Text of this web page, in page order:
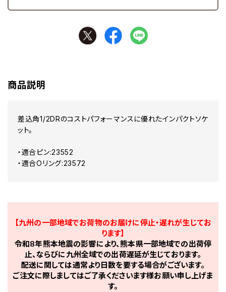
商品説明
差込角1/2DRのコストパフォーマンスに優れたインパクトソケ
ット。
・適合ピン:23552
・適合Oリング:23572
【九州の一部地域でお荷物のお届けに停止・遅れが生じてお
ります】
令和8年熊本地震の影響により、熊本県一部地域での出荷停
止、ならびに九州全域での出荷遅延が生じております。
配送に関しては通常より日数を要する場合がございます。
ご注文に際しましてはご了承くださいます様お願い申し上げま
す。